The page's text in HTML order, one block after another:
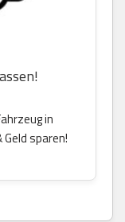
in
sparen!